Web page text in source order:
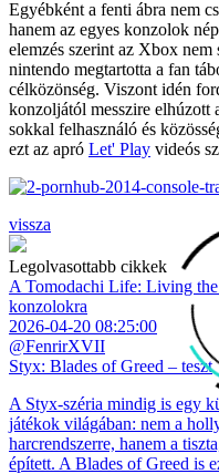
Egyébként a fenti ábra nem
hanem az egyes konzolok
elemzés szerint az Xbox nem
nintendo megtartotta a fan
célközönség. Viszont idén
konzoljától messzire elhúzott
sokkal felhasználó és
ezt az apró Let' Play videós
vissza
Legolvasottabb cikkek
A Tomodachi Life: Living
konzolokra
2026-04-20 08:25:00
@FenrirXVII
Styx: Blades of Greed – teszt
A Styx-széria mindig is egy
játékok világában: nem a
harcrendszerre, hanem a
épített. A Blades of Greed is